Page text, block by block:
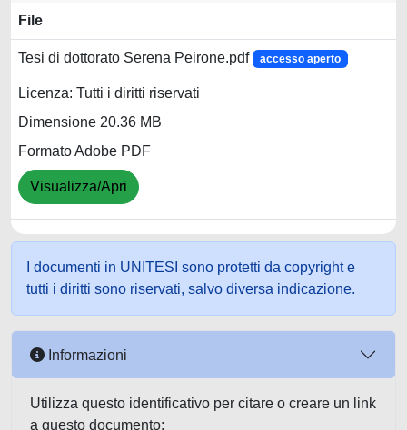
File
Tesi di dottorato Serena Peirone.pdf accesso aperto
Licenza: Tutti i diritti riservati
Dimensione 20.36 MB
Formato Adobe PDF
Visualizza/Apri
I documenti in UNITESI sono protetti da copyright e
tutti i diritti sono riservati, salvo diversa indicazione.
Informazioni
Utilizza questo identificativo per citare o creare un link
a questo documento: